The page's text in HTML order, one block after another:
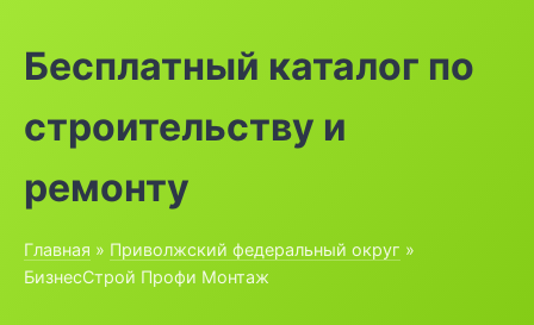
Бесплатный каталог по
строительству и
ремонту
Главная » Приволжский федеральный округ »
БизнесСтрой Профи Монтаж